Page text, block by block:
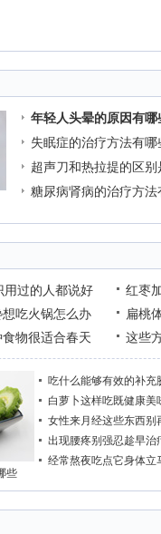
年轻人头晕的原因有哪
失眠症的治疗方法有哪
超声刀和热拉提的区别
糖尿病肾病的治疗方法
用过的人都说好
吃火锅怎么办
物很适合春天
红枣
扁桃
这些
些
吃什么能够有效的补充
白萝卜这样吃既健康美
女性来月经这些东西别
出现腰疼别强忍趁早治
经常熬夜吃点它身体立